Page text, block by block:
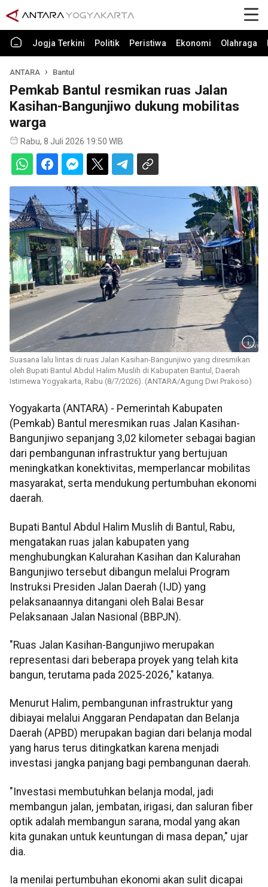
Jogja Terkini Politik Peristiwa Ekonomi Olahraga
ANTARA Bantul
Pemkab Bantul resmikan ruas Jalan
Kasihan-Bangunjiwo dukung mobilitas
warga
Rabu, 8 Juli 2026 19:50 WIB
Suasana lalu lintas di ruas Jalan Kasihan-Bangunjiwo yang diresmikan
oleh Bupati Bantul Abdul Halim Muslih di Kabupaten Bantul, Daerah
Istimewa Yogyakarta, Rabu (8/7/2026). (ANTARA/Agung Dwi Prakoso)
Yogyakarta (ANTARA) - Pemerintah Kabupaten
(Pemkab) Bantul meresmikan ruas Jalan Kasihan-
Bangunjiwo sepanjang 3,02 kilometer sebagai bagian
dari pembangunan infrastruktur yang bertujuan
meningkatkan konektivitas, memperlancar mobilitas
masyarakat, serta mendukung pertumbuhan ekonomi
daerah.
Bupati Bantul Abdul Halim Muslih di Bantul, Rabu,
mengatakan ruas jalan kabupaten yang
menghubungkan Kalurahan Kasihan dan Kalurahan
Bangunjiwo tersebut dibangun melalui Program
Instruksi Presiden Jalan Daerah (IJD) yang
pelaksanaannya ditangani oleh Balai Besar
Pelaksanaan Jalan Nasional (BBPJN).
"Ruas Jalan Kasihan-Bangunjiwo merupakan
representasi dari beberapa proyek yang telah kita
bangun, terutama pada 2025-2026," katanya.
Menurut Halim, pembangunan infrastruktur yang
dibiayai melalui Anggaran Pendapatan dan Belanja
Daerah (APBD) merupakan bagian dari belanja modal
yang harus terus ditingkatkan karena menjadi
investasi jangka panjang bagi pembangunan daerah.
"Investasi membutuhkan belanja modal, jadi
membangun jalan, jembatan, irigasi, dan saluran fiber
optik adalah membangun sarana, modal yang akan
kita gunakan untuk keuntungan di masa depan," ujar
dia.
Ia menilai pertumbuhan ekonomi akan sulit dicapai